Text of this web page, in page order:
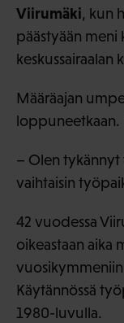
Viirumäki, kun
päästyään meni
keskussairaalan
Määräajan
loppuneetkaan.
– Olen
vaihtaisin
42 vuodessa
oikeastaan aika
Käytännössä
1980-luvulla.